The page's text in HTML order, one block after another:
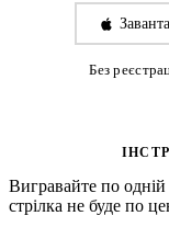
Без
Вигравайте по одній
стрілка не буде по